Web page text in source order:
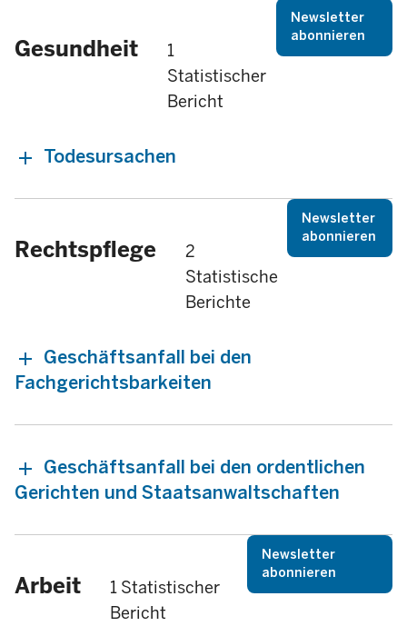
Gesundheit
1
Statistischer
Bericht
Newsletter
abonnieren
Todesursachen
Rechtspflege
2
Statistische
Berichte
Newsletter
abonnieren
Geschäftsanfall bei den
Fachgerichtsbarkeiten
Geschäftsanfall bei den ordentlichen
Gerichten und Staatsanwaltschaften
Arbeit
1 Statistischer
Bericht
Newsletter
abonnieren